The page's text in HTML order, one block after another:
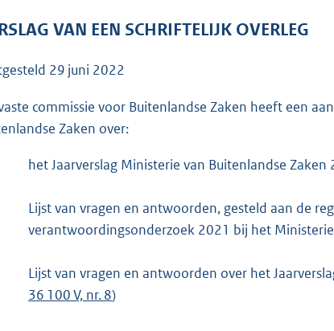
r
t
5
K
b
VAN EEN SCHRIFTELIJK OVERLEG
29 juni 2022
commissie voor Buitenlandse Zaken heeft een
Zaken over:
het Jaarverslag Ministerie van Buitenlandse
Lijst van vragen en antwoorden, gesteld aan de
verantwoordingsonderzoek 2021 bij het
Lijst van vragen en antwoorden over het
36 100 V, nr. 8)